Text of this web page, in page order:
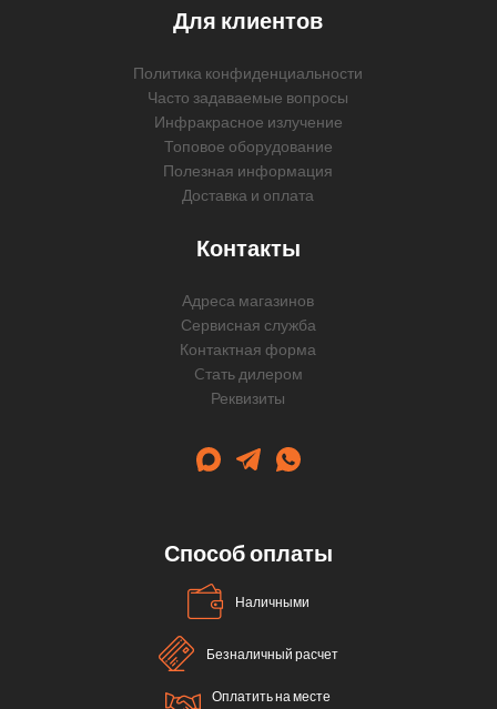
Для клиентов
Политика конфиденциальности
Часто задаваемые вопросы
Инфракрасное излучение
Топовое оборудование
Полезная информация
Доставка и оплата
Контакты
Адреса магазинов
Сервисная служба
Контактная форма
Cтать дилером
Реквизиты
Способ оплаты
Наличными
Безналичный расчет
Оплатить на месте